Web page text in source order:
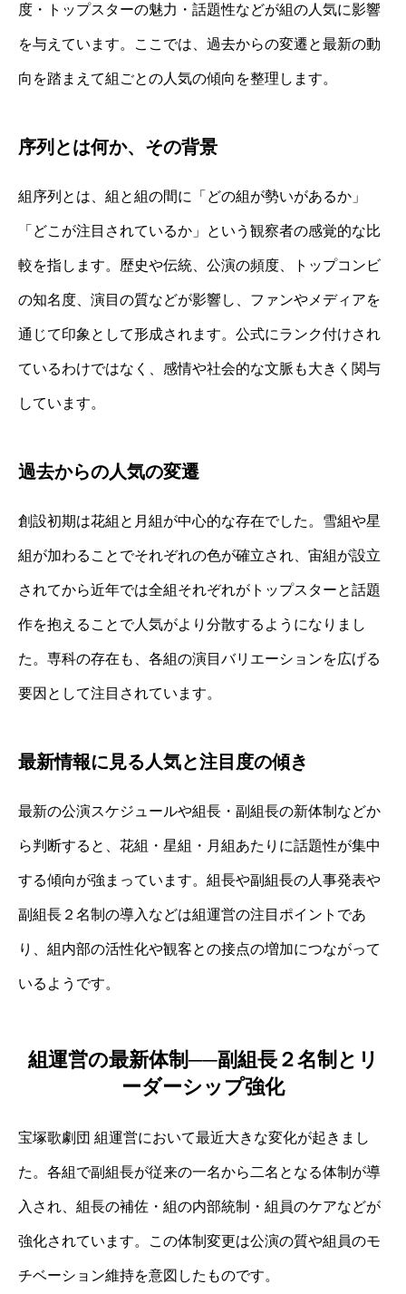
度・トップスターの魅力・話題性などが組の人気に影響
を与えています。ここでは、過去からの変遷と最新の動
向を踏まえて組ごとの人気の傾向を整理します。
序列とは何か、その背景
組序列とは、組と組の間に「どの組が勢いがあるか」
「どこが注目されているか」という観察者の感覚的な比
較を指します。歴史や伝統、公演の頻度、トップコンビ
の知名度、演目の質などが影響し、ファンやメディアを
通じて印象として形成されます。公式にランク付けされ
ているわけではなく、感情や社会的な文脈も大きく関与
しています。
過去からの人気の変遷
創設初期は花組と月組が中心的な存在でした。雪組や星
組が加わることでそれぞれの色が確立され、宙組が設立
されてから近年では全組それぞれがトップスターと話題
作を抱えることで人気がより分散するようになりまし
た。専科の存在も、各組の演目バリエーションを広げる
要因として注目されています。
最新情報に見る人気と注目度の傾き
最新の公演スケジュールや組長・副組長の新体制などか
ら判断すると、花組・星組・月組あたりに話題性が集中
する傾向が強まっています。組長や副組長の人事発表や
副組長２名制の導入などは組運営の注目ポイントであ
り、組内部の活性化や観客との接点の増加につながって
いるようです。
組運営の最新体制──副組長２名制とリ
ーダーシップ強化
宝塚歌劇団 組運営において最近大きな変化が起きまし
た。各組で副組長が従来の一名から二名となる体制が導
入され、組長の補佐・組の内部統制・組員のケアなどが
強化されています。この体制変更は公演の質や組員のモ
チベーション維持を意図したものです。